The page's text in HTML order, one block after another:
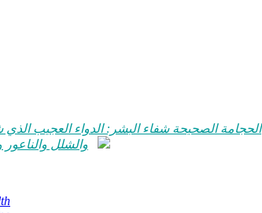
الحجامة الصحيحة شفاء البشر: الدواء العجيب
والشلل